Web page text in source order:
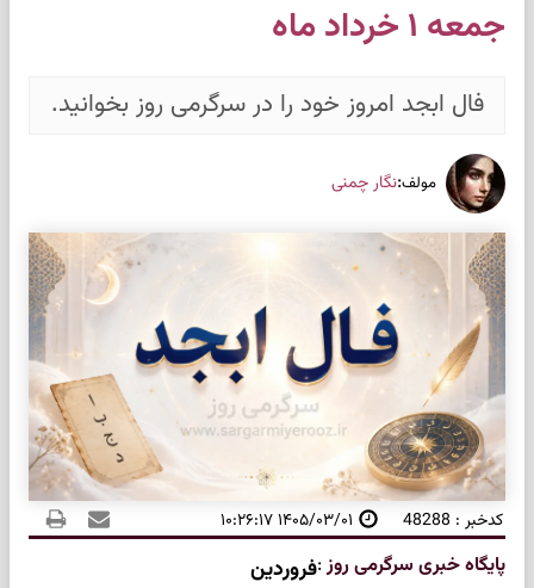
جمعه ۱ خرداد ماه
فال ابجد امروز خود را در سرگرمی روز بخوانید.
مولف:نگار چمنی
کدخبر : 48288 ۱۴۰۵/۰۳/۰۱ ۱۰:۲۶:۱۷
پایگاه خبری سرگرمی روز:فروردین